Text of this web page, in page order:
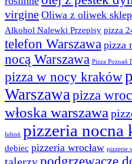
virgine Oliwa z oliwek
Alkohol Nalewki Przepisy pizza
telefon Warszawa pizza
nocą Warszawa Pizza Poznań
pizza w nocy kraków
Warszawapizza
włoska warszawa
luboń pizzeria nocna
dębiec pizzeria wrocław pizzerie